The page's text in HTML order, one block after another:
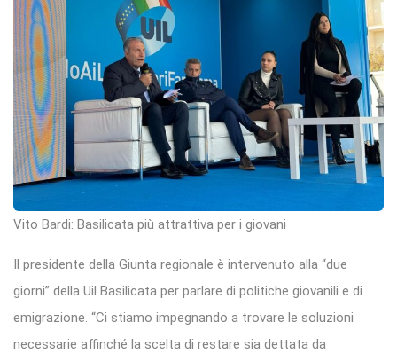
Vito Bardi: Basilicata più attrattiva per i giovani
Il presidente della Giunta regionale è intervenuto alla “due
giorni” della Uil Basilicata per parlare di politiche giovanili e di
emigrazione. “Ci stiamo impegnando a trovare le soluzioni
necessarie affinché la scelta di restare sia dettata da